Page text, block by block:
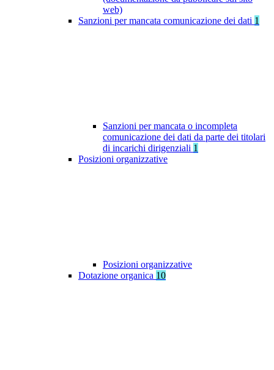
web)
Sanzioni per mancata comunicazione dei dati 1
Sanzioni per mancata o incompleta
comunicazione dei dati da parte dei titolari
di incarichi dirigenziali 1
Posizioni organizzative
Posizioni organizzative
Dotazione organica 10